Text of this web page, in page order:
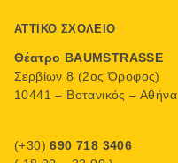
ΑΤΤΙΚΌ ΣΧΟΛΕΊΟ
Θέατρο BAUMSTRASSE
Σερβίων 8 (2ος Όροφος)
10441 – Βοτανικός – Αθήνα
(+30)690 718 3406